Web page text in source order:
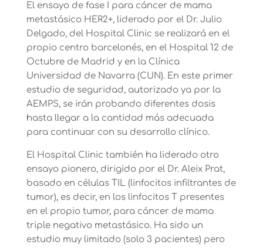
El ensayo de fase I para cáncer de mama
metastásico HER2+, liderado por el Dr. Julio
Delgado, del Hospital Clinic se realizará en el
propio centro barcelonés, en el Hospital 12 de
Octubre de Madrid y en la Clínica
Universidad de Navarra (CUN). En este primer
estudio de seguridad, autorizado ya por la
AEMPS, se irán probando diferentes dosis
hasta llegar a la cantidad más adecuada
para continuar con su desarrollo clínico.
El Hospital Clinic también ha liderado otro
ensayo pionero, dirigido por el Dr. Aleix Prat,
basado en células TIL (linfocitos infiltrantes de
tumor), es decir, en los linfocitos T presentes
en el propio tumor, para cáncer de mama
triple negativo metastásico. Ha sido un
estudio muy limitado (solo 3 pacientes) pero